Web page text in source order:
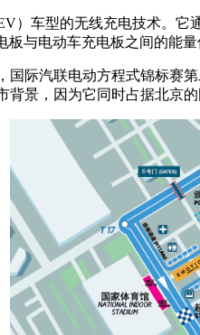
）车型的无线充电技术。
与电动车充电板之间的能量
国际汽联电动方程式锦标赛
景，因为它同时占据北京